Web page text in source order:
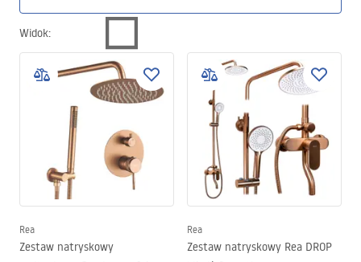
Widok:
Rea
Zestaw natryskowy
Rea
Zestaw natryskowy Rea DROP